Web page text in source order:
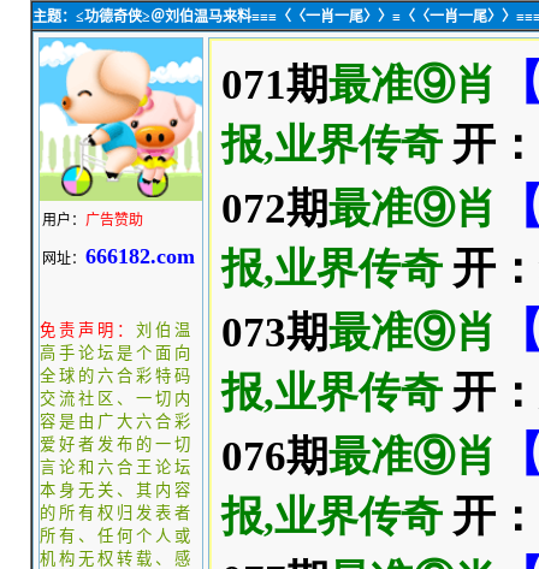
主题：≤功德奇侠≥＠刘伯温马来料≡≡≡〈〈一肖一尾〉〉≡〈〈一肖一尾〉〉
用户： 广告赞助
网址： 666182.com
免责声明： 刘伯温
高手论坛是个面向
全球的六合彩特码
交流社区、一切内
容是由广大六合彩
爱好者发布的一切
言论和六合王论坛
本身无关、其内容
的所有权归发表者
所有、任何个人或
机构无权转载、感